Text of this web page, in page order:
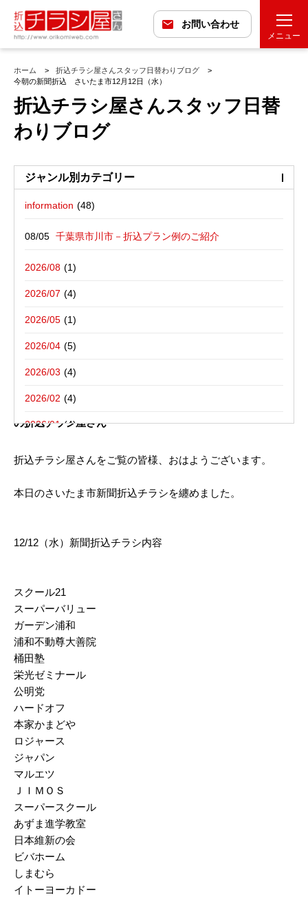
お問い合わせ
メニュー
ホーム
折込チラシ屋さんスタッフ日替わりブログ
今朝の新聞折込 さいたま市12月12日（水）
折込チラシ屋さんスタッフ日替
わりブログ
ジャンル別カテゴリー
information
折込広告配布プラン
最近の投稿
千葉県市川市－折込プラン例のご紹介
千葉県松戸市－折込プラン例のご紹介
愛媛県松山市－折込プラン例のご紹介
栃木県宇都宮市－折込プラン例のご紹介
東京都八王子市－折込プラン例のご紹介
バックナンバー
2026/08
2026/07
2026/05
2026/04
2026/03
2026/02
2026/01
2025/04
2025/03
2025/02
2025/01
2024/12
2024/11
2024/10
2024/09
2024/08
2024/07
2024/06
2024/05
デザイン・チラシ・印刷・折込配布を
一括でお受けする折込チラシ屋さんブ
今朝の新聞折込 さいたま市12月12日（水）｜新聞折込広告
の折込チラシ屋さん
折込チラシ屋さんをご覧の皆様、おはようございます。
本日のさいたま市新聞折込チラシを纏めました。
12/12（水）新聞折込チラシ内容
スクール21
スーパーバリュー
ガーデン浦和
浦和不動尊大善院
桶田塾
栄光ゼミナール
公明党
ハードオフ
本家かまどや
ロジャース
ジャパン
マルエツ
ＪＩＭＯＳ
スーパースクール
あずま進学教室
日本維新の会
ビバホーム
しまむら
イトーヨーカドー